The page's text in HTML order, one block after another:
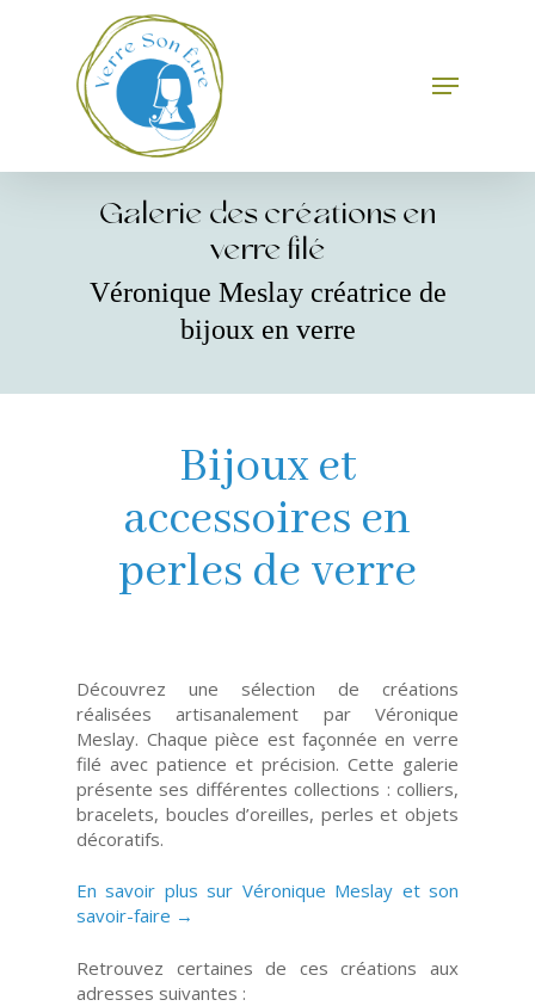
Menu
Galerie des créations en
verre filé
Véronique Meslay créatrice de
bijoux en verre
Bijoux et
accessoires en
perles de verre
Découvrez une sélection de créations
réalisées artisanalement par Véronique
Meslay. Chaque pièce est façonnée en verre
filé avec patience et précision. Cette galerie
présente ses différentes collections : colliers,
bracelets, boucles d’oreilles, perles et objets
décoratifs.
En savoir plus sur Véronique Meslay et son
savoir-faire →
Retrouvez certaines de ces créations aux
adresses suivantes :